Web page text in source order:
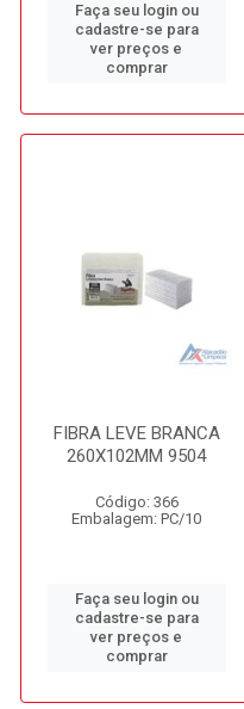
Faça seu login ou
cadastre-se para
ver preços e
comprar
FIBRA LEVE BRANCA
260X102MM 9504
Código: 366
Embalagem: PC/10
Faça seu login ou
cadastre-se para
ver preços e
comprar